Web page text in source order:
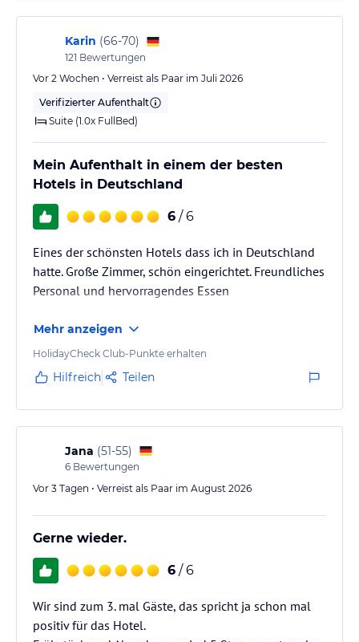
Karin (66-70)
121 Bewertungen
Vor 2 Wochen • Verreist als Paar im Juli 2026
Verifizierter Aufenthalt
Suite (1.0x FullBed)
Mein Aufenthalt in einem der besten
Hotels in Deutschland
6 / 6
Eines der schönsten Hotels dass ich in Deutschland
hatte. Große Zimmer, schön eingerichtet. Freundliches
Personal und hervorragendes Essen
Mehr anzeigen
HolidayCheck Club-Punkte erhalten
Hilfreich Teilen
Jana (51-55)
6 Bewertungen
Vor 3 Tagen • Verreist als Paar im August 2026
Gerne wieder.
6 / 6
Wir sind zum 3. mal Gäste, das spricht ja schon mal
positiv für das Hotel.